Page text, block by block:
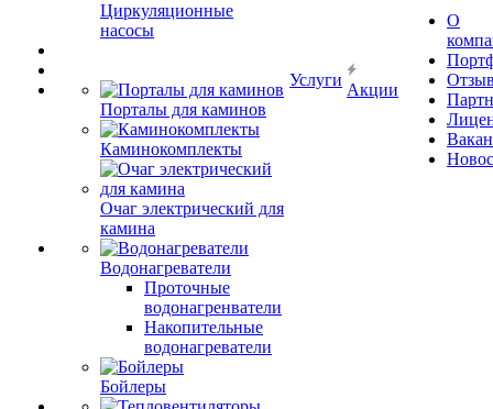
Циркуляционные
насосы
Порталы для каминов
Каминокомплекты
Очаг электрический для
камина
Водонагреватели
Проточные
водонагренватели
Накопительные
водонагреватели
Бойлеры
Услуги
Акции
О